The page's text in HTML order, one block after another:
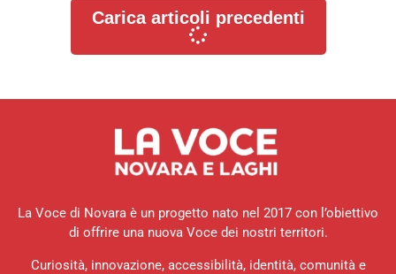
Carica articoli precedenti
La Voce di Novara è un progetto nato nel 2017 con l’obiettivo
di offrire una nuova Voce dei nostri territori.
Curiosità, innovazione, accessibilità, identità, comunità e